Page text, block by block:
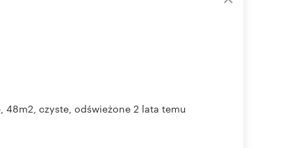
czyste, odświeżone 2 lata temu